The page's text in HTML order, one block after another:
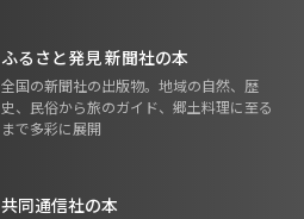
ふるさと発見 新聞社の本
全国の新聞社の出版物。地域の自然、歴
史、民俗から旅のガイド、郷土料理に至る
まで多彩に展開
共同通信社の本